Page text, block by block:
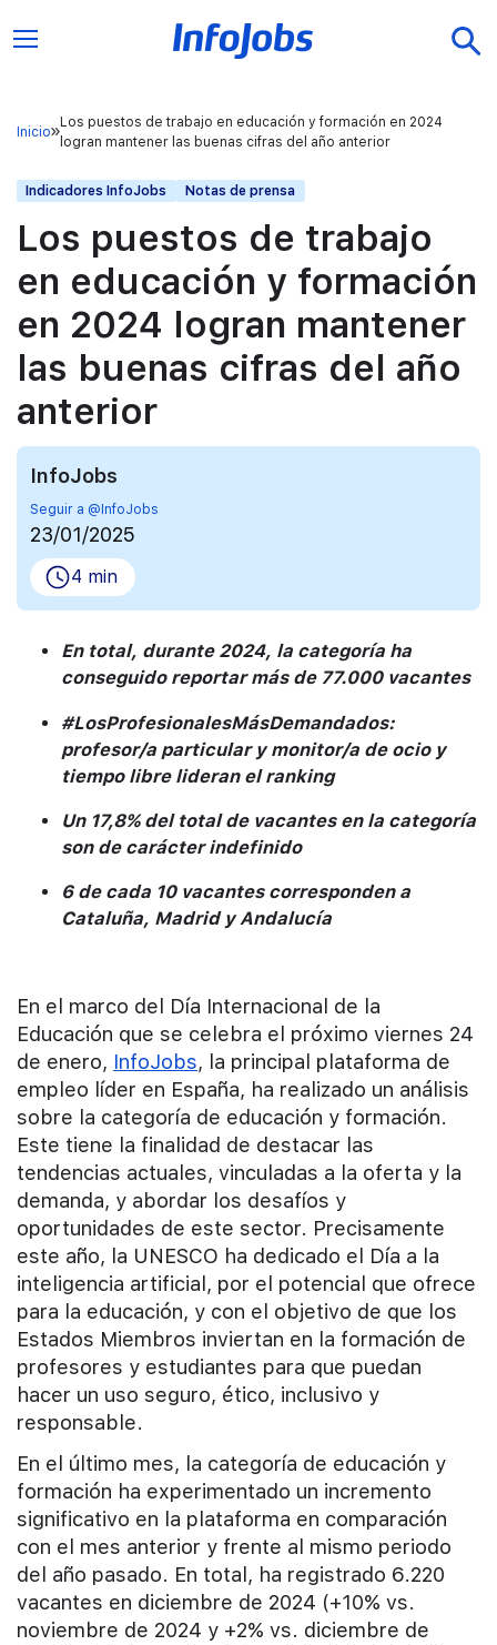
Inicio
Los puestos de trabajo en educación y formación en 2024
logran mantener las buenas cifras del año anterior
Indicadores InfoJobs Notas de prensa
Los puestos de trabajo
en educación y formación
en 2024 logran mantener
las buenas cifras del año
anterior
InfoJobs
Seguir a @InfoJobs
23/01/2025
4 min
En total, durante 2024, la categoría ha
conseguido reportar más de 77.000 vacantes
#LosProfesionalesMásDemandados:
profesor/a particular y monitor/a de ocio y
tiempo libre lideran el ranking
Un 17,8% del total de vacantes en la categoría
son de carácter indefinido
6 de cada 10 vacantes corresponden a
Cataluña, Madrid y Andalucía
En el marco del Día Internacional de la
Educación que se celebra el próximo viernes 24
de enero, InfoJobs, la principal plataforma de
empleo líder en España, ha realizado un análisis
sobre la categoría de educación y formación.
Este tiene la finalidad de destacar las
tendencias actuales, vinculadas a la oferta y la
demanda, y abordar los desafíos y
oportunidades de este sector. Precisamente
este año, la UNESCO ha dedicado el Día a la
inteligencia artificial, por el potencial que ofrece
para la educación, y con el objetivo de que los
Estados Miembros inviertan en la formación de
profesores y estudiantes para que puedan
hacer un uso seguro, ético, inclusivo y
responsable.
En el último mes, la categoría de educación y
formación ha experimentado un incremento
significativo en la plataforma en comparación
con el mes anterior y frente al mismo periodo
del año pasado. En total, ha registrado 6.220
vacantes en diciembre de 2024 (+10% vs.
noviembre de 2024 y +2% vs. diciembre de